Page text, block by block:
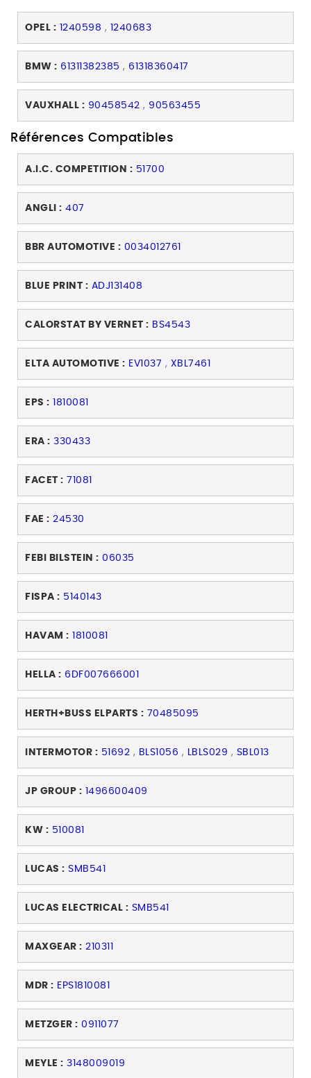
OPEL : 1240598 , 1240683
BMW : 61311382385 , 61318360417
VAUXHALL : 90458542 , 90563455
Références Compatibles
A.I.C. COMPETITION : 51700
ANGLI : 407
BBR AUTOMOTIVE : 0034012761
BLUE PRINT : ADJ131408
CALORSTAT BY VERNET : BS4543
ELTA AUTOMOTIVE : EV1037 , XBL7461
EPS : 1810081
ERA : 330433
FACET : 71081
FAE : 24530
FEBI BILSTEIN : 06035
FISPA : 5140143
HAVAM : 1810081
HELLA : 6DF007666001
HERTH+BUSS ELPARTS : 70485095
INTERMOTOR : 51692 , BLS1056 , LBLS029 , SBL013
JP GROUP : 1496600409
KW : 510081
LUCAS : SMB541
LUCAS ELECTRICAL : SMB541
MAXGEAR : 210311
MDR : EPS1810081
METZGER : 0911077
MEYLE : 3148009019